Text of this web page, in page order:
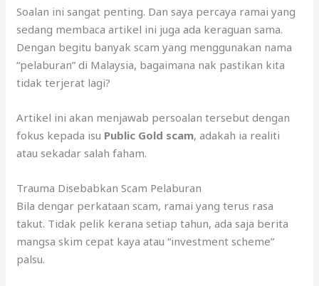
Soalan ini sangat penting. Dan saya percaya ramai yang
sedang membaca artikel ini juga ada keraguan sama.
Dengan begitu banyak scam yang menggunakan nama
“pelaburan” di Malaysia, bagaimana nak pastikan kita
tidak terjerat lagi?
Artikel ini akan menjawab persoalan tersebut dengan
fokus kepada isu Public Gold scam, adakah ia realiti
atau sekadar salah faham.
Trauma Disebabkan Scam Pelaburan
Bila dengar perkataan scam, ramai yang terus rasa
takut. Tidak pelik kerana setiap tahun, ada saja berita
mangsa skim cepat kaya atau “investment scheme”
palsu.